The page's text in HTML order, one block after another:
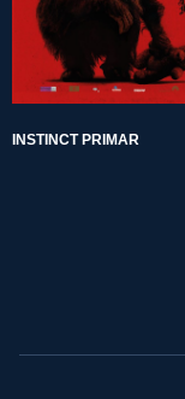
INSTINCT PRIMAR